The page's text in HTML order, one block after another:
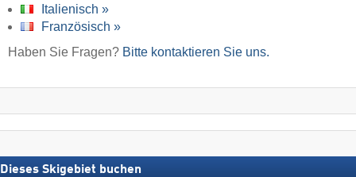
Italienisch »
Französisch »
Haben Sie Fragen? Bitte kontaktieren Sie uns.
Dieses Skigebiet buchen